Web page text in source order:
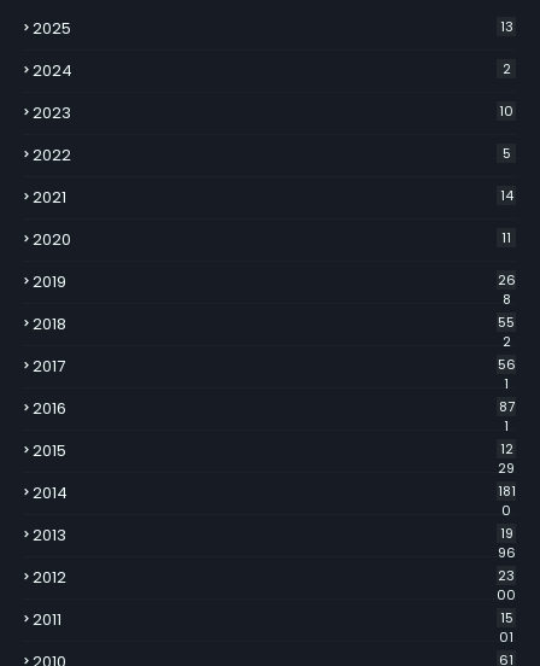
2025 13
2024 2
2023 10
2022 5
2021 14
2020 11
2019
26
8
2018
55
2
2017
56
1
2016
87
1
2015
12
29
2014
181
0
2013
19
96
2012
23
00
2011
15
01
61